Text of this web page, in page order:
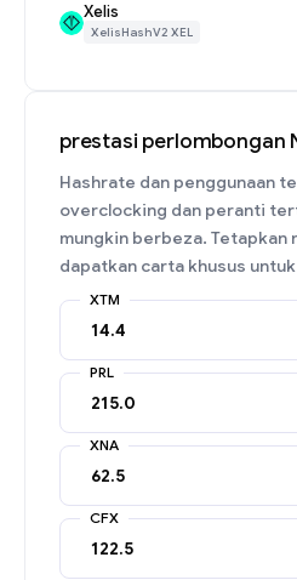
Xelis
XelisHashV2 XEL
prestasi perlombongan
Hashrate dan penggunaan
overclocking dan peranti
mungkin berbeza. Tetapkan
dapatkan carta khusus
XTM
PRL
XNA
CFX